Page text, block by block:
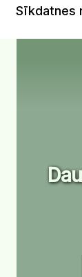
Sīkdatnes